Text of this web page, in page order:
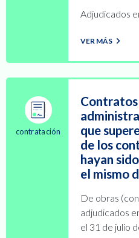
Adjudicados
VER MÁS
contratación
Contratos
que
de los
hayan
el mismo
De obras
adjudicados
el 31 de julio